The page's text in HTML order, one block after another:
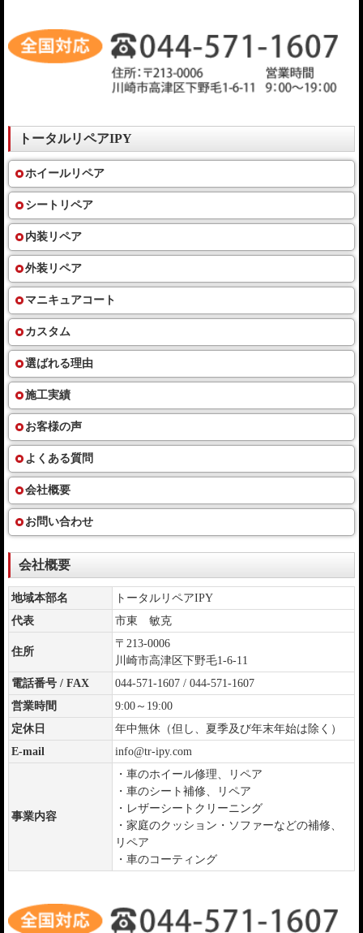
トータルリペアIPY
ホイールリペア
シートリペア
内装リペア
外装リペア
マニキュアコート
カスタム
選ばれる理由
施工実績
お客様の声
よくある質問
会社概要
お問い合わせ
会社概要
地域本部名
トータルリペアIPY
代表
市東 敏克
住所
〒213-0006
川崎市高津区下野毛1-6-11
電話番号 / FAX
044-571-1607 / 044-571-1607
営業時間
9:00～19:00
定休日
年中無休（但し、夏季及び年末年始は除く）
E-mail
info@tr-ipy.com
事業内容
・車のホイール修理、リペア
・車のシート補修、リペア
・レザーシートクリーニング
・家庭のクッション・ソファーなどの補修、
リペア
・車のコーティング